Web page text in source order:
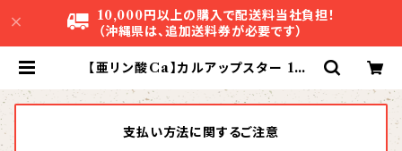
10,000円以上の購入で配送料当社負担！
（沖縄県は、追加送料券が必要です）
【亜リン酸Ca】カルアップスター 1L |
支払い方法に関するご注意